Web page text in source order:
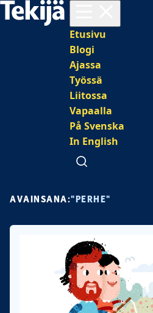
Päävalikko
Etusivu
Blogi
Ajassa
Työssä
Liitossa
Vapaalla
På Svenska
In English
Avaa haku
AVAINSANA:"PERHE"